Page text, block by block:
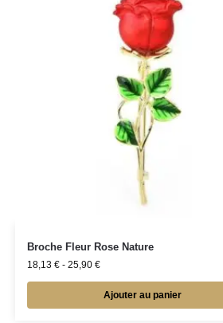
Broche Fleur Rose Nature
18,13 €- 25,90 €
Ajouter au panier